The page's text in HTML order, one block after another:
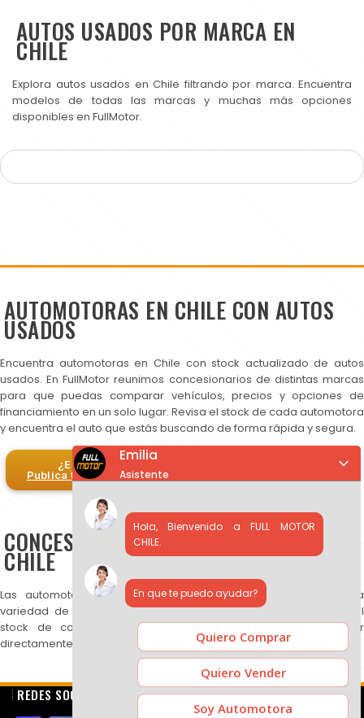
AUTOS USADOS POR MARCA EN
CHILE
Explora autos usados en Chile filtrando por marca. Encuentra
modelos de todas las marcas y muchas más opciones
disponibles en FullMotor.
AUTOMOTORAS EN CHILE CON AUTOS
USADOS
Encuentra automotoras en Chile con stock actualizado de autos
usados. En FullMotor reunimos concesionarios de distintas marcas
para que puedas comparar vehículos, precios y opciones de
financiamiento en un solo lugar. Revisa el stock de cada automotora
y encuentra el auto que estás buscando de forma rápida y segura.
¿Eres automotora?
Publica tus autos en FullMotor
CONCESIONARIOS DE AUTOS USADOS EN
CHILE
Las automotoras publicadas en FullMotor ofrecen una amplia
variedad de autos usados, SUV y camionetas. Puedes revisar el
stock de cada concesionario, comparar precios y contactar
directamente para más información.
REDES SOCIALES
Emilia
Asistente
Hola, Bienvenido a FULL MOTOR
CHILE.
En que te puedo ayudar?
Quiero Comprar
Quiero Vender
Soy Automotora